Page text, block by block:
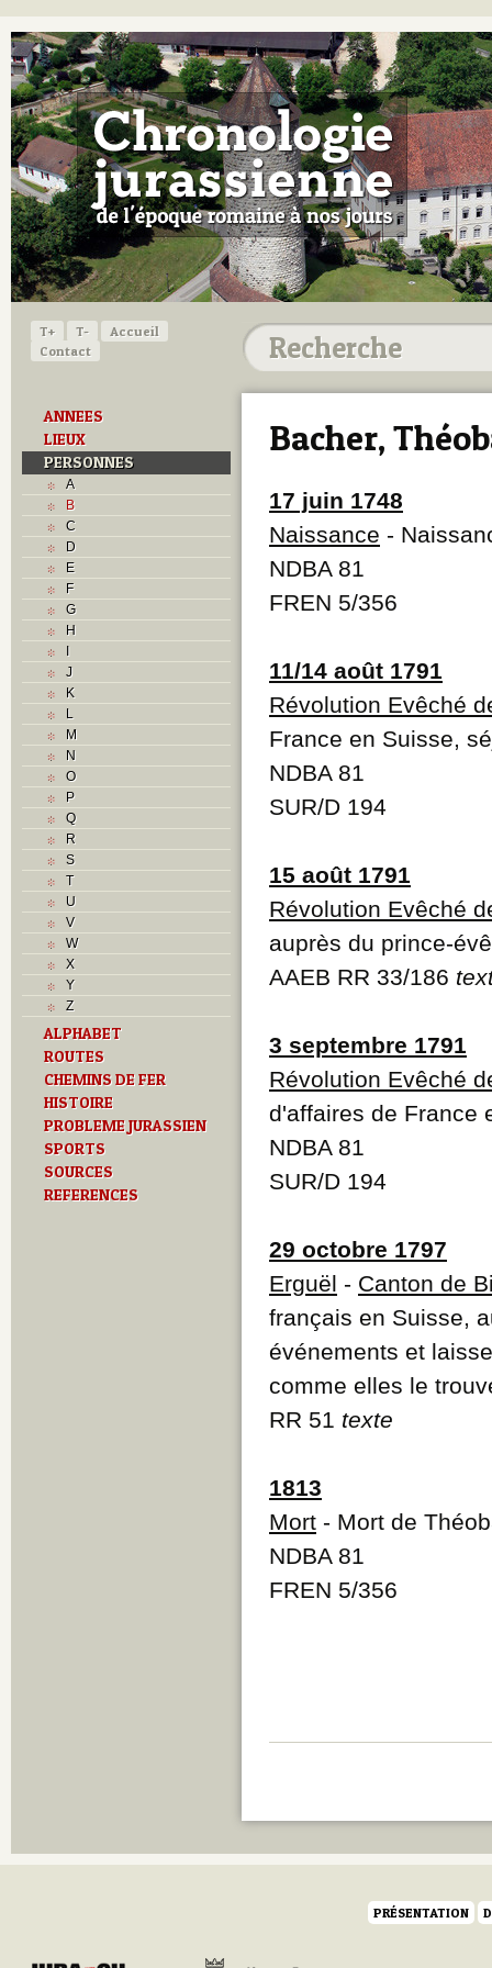
T+ T-
Accueil
Contact
ANNEES
LIEUX
PERSONNES
A
B
C
D
E
F
G
H
I
J
K
L
M
N
O
P
Q
R
S
T
U
V
W
X
Y
Z
ALPHABET
ROUTES
CHEMINS DE FER
HISTOIRE
PROBLEME JURASSIEN
SPORTS
SOURCES
REFERENCES
Bacher,
17 juin 1748
Naissance -
NDBA 81
FREN 5/356
11/14 août 1791
Révolution Evêché
France en Suisse,
NDBA 81
SUR/D 194
15 août 1791
Révolution Evêché
auprès du prince-
AAEB RR 33/186
3 septembre 1791
Révolution Evêché
d'affaires de France
NDBA 81
SUR/D 194
29 octobre 1797
Erguël - Canton de
français en Suisse,
événements et
comme elles le
RR 51 texte
1813
Mort - Mort de
NDBA 81
FREN 5/356
PRÉSENTATION